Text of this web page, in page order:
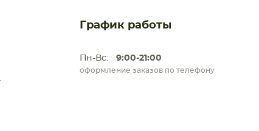
График работы
Пн-Вс: 9:00-21:00
оформление заказов по телефону